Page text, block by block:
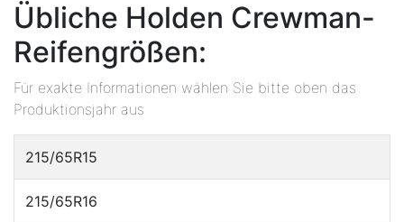
Übliche Holden Crewman-
Reifengrößen:
Für exakte Informationen wählen Sie bitte oben das
Produktionsjahr aus
215/65R15
215/65R16